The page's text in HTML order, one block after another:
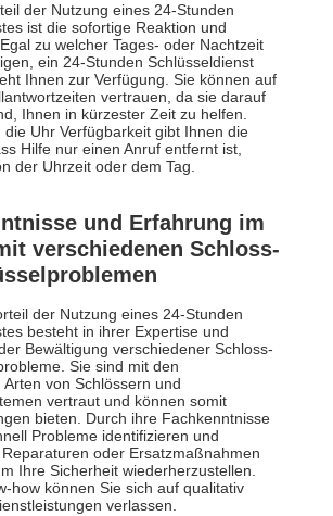
der Nutzung eines 24-Stunden
ist die sofortige Reaktion und
zu welcher Tages- oder Nachtzeit
ein 24-Stunden Schlüsseldienst
Ihnen zur Verfügung. Sie können auf
vertrauen, da sie darauf
Ihnen in kürzester Zeit zu helfen.
die Uhr Verfügbarkeit gibt Ihnen die
Hilfe nur einen Anruf entfernt ist,
der Uhrzeit oder dem Tag.
und Erfahrung im
verschiedenen Schloss-
der Nutzung eines 24-Stunden
besteht in ihrer Expertise und
Bewältigung verschiedener Schloss-
Sie sind mit den
von Schlössern und
vertraut und können somit
bieten. Durch ihre Fachkenntnisse
Probleme identifizieren und
oder Ersatzmaßnahmen
Ihre Sicherheit wiederherzustellen.
how können Sie sich auf qualitativ
verlassen.